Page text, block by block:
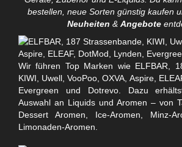
bestellen, neue Sorten günstig kaufen
Neuheiten & Angebote
Wir führen Top Marken wie ELFBAR,
KIWI, Uwell, VooPoo, OXVA, Aspire,
Evergreen und Dotrevo. Dazu
Auswahl an Liquids und Aromen – von
Dessert Aromen, Ice-Aromen, Minz-
Limonaden-Aromen.